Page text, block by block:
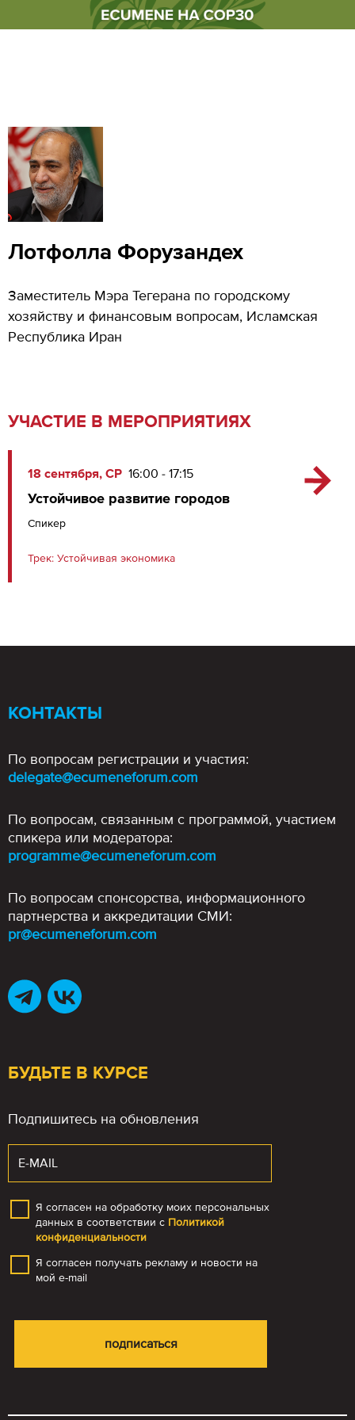
Лотфолла Форузандех
Заместитель Мэра Тегерана по городскому
хозяйству и финансовым вопросам, Исламская
Республика Иран
УЧАСТИЕ В МЕРОПРИЯТИЯХ
18 сентября, СР 16:00 - 17:15
Устойчивое развитие городов
Спикер
Трек: Устойчивая экономика
БУДЬТЕ В КУРСЕ
Подпишитесь на обновления
Я согласен на обработку моих персональных
данных в соответствии с Политикой
конфиденциальности
Я согласен получать рекламу и новости на
мой e-mail
КОНТАКТЫ
По вопросам регистрации и участия:
delegate@ecumeneforum.com
По вопросам, связанным с программой, участием
спикера или модератора:
programme@ecumeneforum.com
По вопросам спонсорства, информационного
партнерства и аккредитации СМИ:
pr@ecumeneforum.com